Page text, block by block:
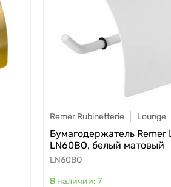
Remer Rubinetterie Lounge
Бумагодержатель Remer
LN60BO, белый матовый
LN60BO
7